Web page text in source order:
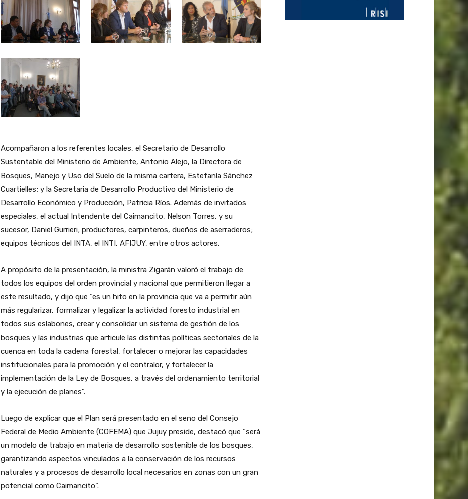
Acompañaron a los referentes locales, el Secretario de Desarrollo
Sustentable del Ministerio de Ambiente, Antonio Alejo, la Directora de
Bosques, Manejo y Uso del Suelo de la misma cartera, Estefanía Sánchez
Cuartielles; y la Secretaria de Desarrollo Productivo del Ministerio de
Desarrollo Económico y Producción, Patricia Ríos. Además de invitados
especiales, el actual Intendente del Caimancito, Nelson Torres, y su
sucesor, Daniel Gurrieri; productores, carpinteros, dueños de aserraderos;
equipos técnicos del INTA, el INTI, AFIJUY, entre otros actores.
A propósito de la presentación, la ministra Zigarán valoró el trabajo de
todos los equipos del orden provincial y nacional que permitieron llegar a
este resultado, y dijo que “es un hito en la provincia que va a permitir aún
más regularizar, formalizar y legalizar la actividad foresto industrial en
todos sus eslabones, crear y consolidar un sistema de gestión de los
bosques y las industrias que articule las distintas políticas sectoriales de la
cuenca en toda la cadena forestal, fortalecer o mejorar las capacidades
institucionales para la promoción y el contralor, y fortalecer la
implementación de la Ley de Bosques, a través del ordenamiento territorial
y la ejecución de planes”.
Luego de explicar que el Plan será presentado en el seno del Consejo
Federal de Medio Ambiente (COFEMA) que Jujuy preside, destacó que “será
un modelo de trabajo en materia de desarrollo sostenible de los bosques,
garantizando aspectos vinculados a la conservación de los recursos
naturales y a procesos de desarrollo local necesarios en zonas con un gran
potencial como Caimancito”.